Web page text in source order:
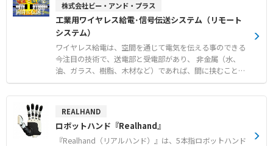
全対策
部への遮断性や視認性をより高めた透明タイプもラインナ
ップしています。 作業者の安全を確保する防護柵や、セキ
ュリティを考慮した間仕切りなど、多目的に活用できま
す。 【特徴】 ●シンプルかつ機能的な基本構造による高
い強度と施工性の両立 ●よじ登りにくく視認性の高いメッ
シュパネルと支柱カラーの採用 ●JIS規格およびISO規格に
則した安全設計 【用途・事例】 ●産業用ロボットやマテ
険区域や倉庫などの間仕切り
株式会社ビー・アンド・プラス
工業用ワイヤレス給電･信号伝送システム（リモート
システム）
ワイヤレス給電は、空間を通じて電気を伝える事のできる
今注目の技術で、送電部と受電部があり、 非金属（水、
油、ガラス、樹脂、木材など）であれば、間に挟むことが
できます。 為、壁越しに給電を行う、水中へガラス越しに
給電を行う、 真空度の高い密閉された容器内部へ給電を行
●リモートセンサシステム 回転
テーブル（スリップリングの代わり）や治具交換のコネク
REALHAND
ロボットハンド『Realhand』
『Realhand（リアルハンド）』は、5本指ロボットハンド